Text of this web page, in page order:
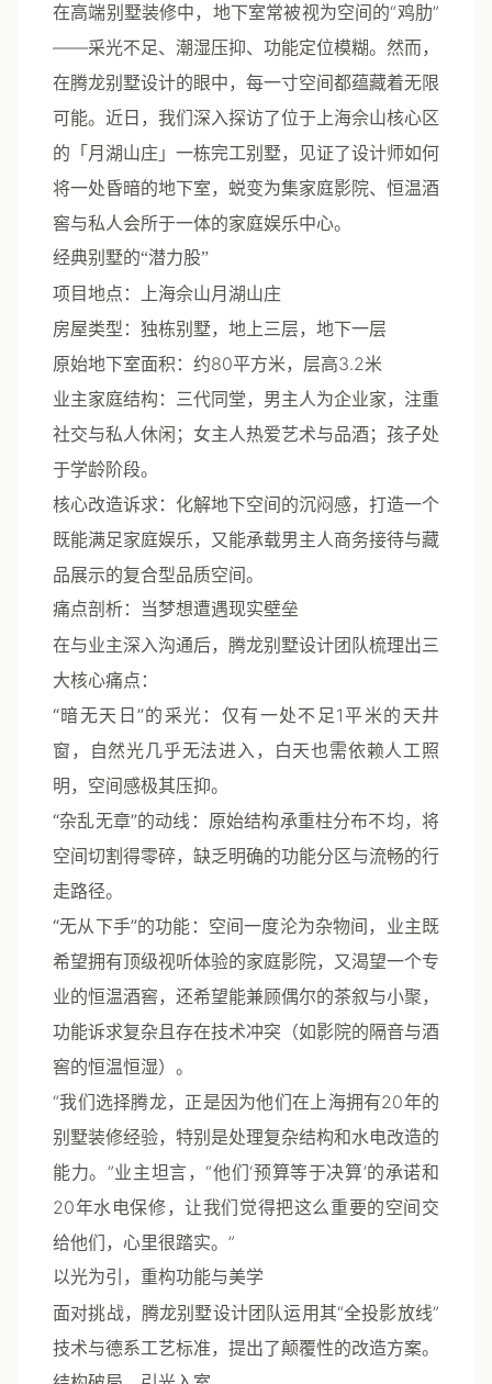
在高端别墅装修中，地下室常被视为空间的“鸡肋”
——采光不足、潮湿压抑、功能定位模糊。然而，
在腾龙别墅设计的眼中，每一寸空间都蕴藏着无限
可能。近日，我们深入探访了位于上海佘山核心区
的「月湖山庄」一栋完工别墅，见证了设计师如何
将一处昏暗的地下室，蜕变为集家庭影院、恒温酒
窖与私人会所于一体的家庭娱乐中心。
经典别墅的“潜力股”
项目地点 ：上海佘山月湖山庄
房屋类型 ：独栋别墅，地上三层，地下一层
原始地下室面积 ：约80平方米，层高3.2米
业主家庭结构 ：三代同堂，男主人为企业家，注重
社交与私人休闲；女主人热爱艺术与品酒；孩子处
于学龄阶段。
核心改造诉求：化解地下空间的沉闷感，打造一个
既能满足家庭娱乐，又能承载男主人商务接待与藏
品展示的复合型品质空间。
痛点剖析：当梦想遭遇现实壁垒
在与业主深入沟通后， 腾龙别墅设计团队梳理出三
大核心痛点：
“暗无天日”的采光 ：仅有一处不足1平米的天井
窗，自然光几乎无法进入，白天也需依赖人工照
明，空间感极其压抑。
“杂乱无章”的动线 ：原始结构承重柱分布不均，将
空间切割得零碎，缺乏明确的功能分区与流畅的行
走路径。
“无从下手”的功能 ：空间一度沦为杂物间，业主既
希望拥有顶级视听体验的家庭影院，又渴望一个专
业的恒温酒窖，还希望能兼顾偶尔的茶叙与小聚，
功能诉求复杂且存在技术冲突（如影院的隔音与酒
窖的恒温恒湿）。
“我们选择腾龙，正是因为他们在上海拥有20年的
别墅装修经验，特别是处理复杂结构和水电改造的
能力。”业主坦言，“他们‘预算等于决算’的承诺和
20年水电保修，让我们觉得把这么重要的空间交
给他们，心里很踏实。”
以光为引，重构功能与美学
面对挑战， 腾龙别墅设计团队运用其“全投影放线”
技术与德系工艺标准，提出了颠覆性的改造方案。